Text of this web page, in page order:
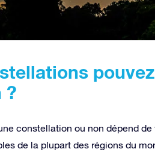
?
constellation ou non dépend
de la plupart des régions du